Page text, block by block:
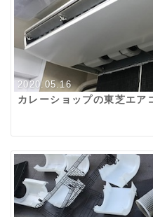
2020.05.16
カレーショップの東芝エア